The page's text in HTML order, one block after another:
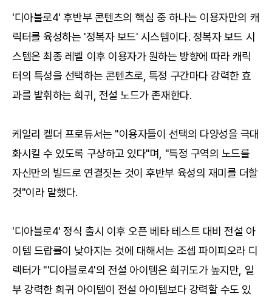
'디아블로4' 후반부 콘텐츠의 핵심 중 하나는 이용자만의 캐
릭터를 육성하는 '정복자 보드' 시스템이다. 정복자 보드 시
스템은 최종 레벨 이후 이용자가 원하는 방향에 따라 캐릭
터의 특성을 선택하는 콘텐츠로, 특정 구간마다 강력한 효
과를 발휘하는 희귀, 전설 노드가 존재한다.
케일리 켈더 프로듀서는 "이용자들이 선택의 다양성을 극대
화시킬 수 있도록 구상하고 있다"며, "특정 구역의 노드를
자신만의 빌드로 연결짓는 것이 후반부 육성의 재미를 더할
것"이라 말했다.
'디아블로4' 정식 출시 이후 오픈 베타 테스트 대비 전설 아
이템 드랍률이 낮아지는 것에 대해서는 조셉 파이피오라 디
렉터가 "'디아블로4'의 전설 아이템은 희귀도가 높지만, 일
부 강력한 희귀 아이템이 전설 아이템보다 강력할 수도 있